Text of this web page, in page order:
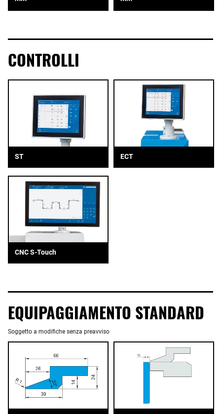
CONTROLLI
ST ECT
CNC S-Touch
EQUIPAGGIAMENTO STANDARD
Soggetto a modifiche senza preavviso